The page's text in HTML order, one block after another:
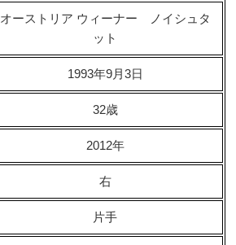
オーストリア ウィーナー ノイシュタ
ット
1993年9月3日
32歳
2012年
右
片手